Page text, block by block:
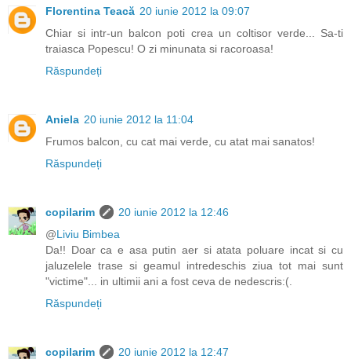
Florentina Teacă 20 iunie 2012 la 09:07
Chiar si intr-un balcon poti crea un coltisor verde... Sa-ti
traiasca Popescu! O zi minunata si racoroasa!
Răspundeți
Aniela 20 iunie 2012 la 11:04
Frumos balcon, cu cat mai verde, cu atat mai sanatos!
Răspundeți
copilarim
20 iunie 2012 la 12:46
@Liviu Bimbea
Da!! Doar ca e asa putin aer si atata poluare incat si cu
jaluzelele trase si geamul intredeschis ziua tot mai sunt
"victime"... in ultimii ani a fost ceva de nedescris:(.
Răspundeți
copilarim
20 iunie 2012 la 12:47